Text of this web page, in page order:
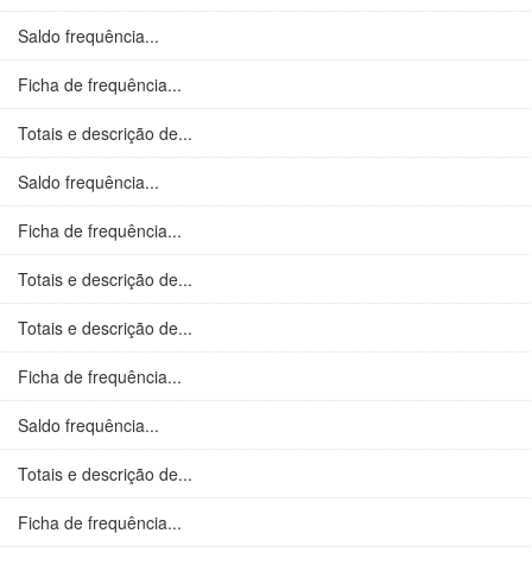
Saldo frequência...
Ficha de frequência...
Totais e descrição de...
Saldo frequência...
Ficha de frequência...
Totais e descrição de...
Totais e descrição de...
Ficha de frequência...
Saldo frequência...
Totais e descrição de...
Ficha de frequência...